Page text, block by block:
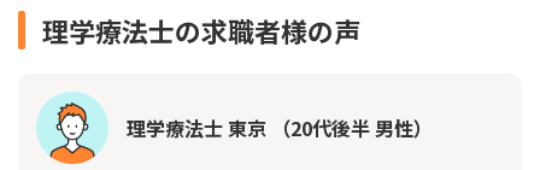
理学療法士の求職者様の声
理学療法士 東京 （20代後半 男性）